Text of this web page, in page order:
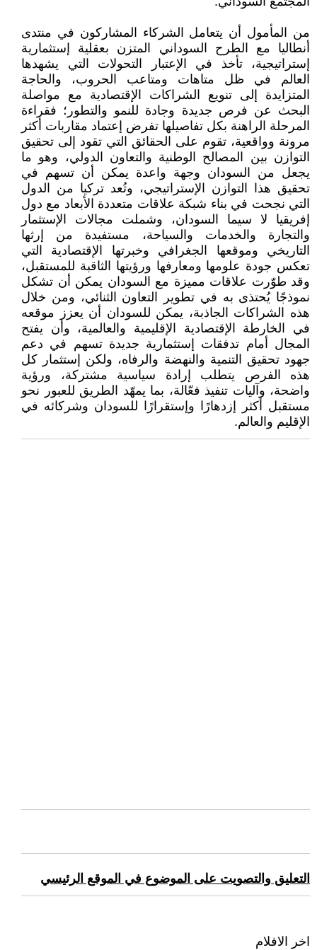
من المأمول أن يتعامل الشركاء المشاركون في منتدى
أنطاليا مع الطرح السوداني المتزن بعقلية إستثمارية
إستراتيجية، تأخذ في الإعتبار التحولات التي يشهدها
العالم في ظل متاهات ومتاعب الحروب، والحاجة
المتزايدة إلى تنويع الشراكات الإقتصادية مع مواصلة
البحث عن فرص جديدة وجادة للنمو والتطور؛ فقراءة
المرحلة الراهنة بكل تفاصيلها تفرض إعتماد مقاربات أكثر
مرونة وواقعية، تقوم على الحقائق التي تقود إلى تحقيق
التوازن بين المصالح الوطنية والتعاون الدولي، وهو ما
يجعل من السودان وجهة واعدة يمكن أن تسهم في
تحقيق هذا التوازن الإستراتيجي، وتُعد تركيا من الدول
التي نجحت في بناء شبكة علاقات متعددة الأبعاد مع دول
إفريقيا لا سيما السودان، وشملت مجالات الإستثمار
والتجارة والخدمات والسياحة، مستفيدة من إرثها
التاريخي وموقعها الجغرافي وخبرتها الإقتصادية التي
تعكس جودة علومها ومعارفها ورؤيتها الثاقبة للمستقبل،
وقد طوّرت علاقات مميزة مع السودان يمكن أن تشكل
نموذجًا يُحتذى به في تطوير التعاون الثنائي، ومن خلال
هذه الشراكات الجاذبة، يمكن للسودان أن يعزز موقعه
في الخارطة الإقتصادية الإقليمية والعالمية، وأن يفتح
المجال أمام تدفقات إستثمارية جديدة تسهم في دعم
جهود تحقيق التنمية والنهضة والرفاه، ولكن إستثمار كل
هذه الفرص يتطلب إرادة سياسية مشتركة، ورؤية
واضحة، وآليات تنفيذ فعّالة، بما يمهّد الطريق للعبور نحو
مستقبل أكثر إزدهارًا وإستقرارًا للسودان وشركائه في
الإقليم والعالم.
التعليق والتصويت على الموضوع في الموقع الرئيسي
اخر الافلام